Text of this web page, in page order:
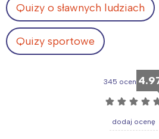
Quizy o sławnych ludziach
Quizy sportowe
345 ocen
☆ ☆ ☆ ☆
dodaj ocenę